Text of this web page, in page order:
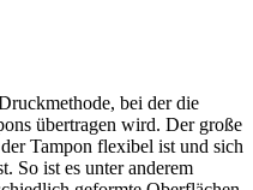
bei der die
übertragen wird. Der große
Tampon flexibel ist und sich
So ist es unter anderem